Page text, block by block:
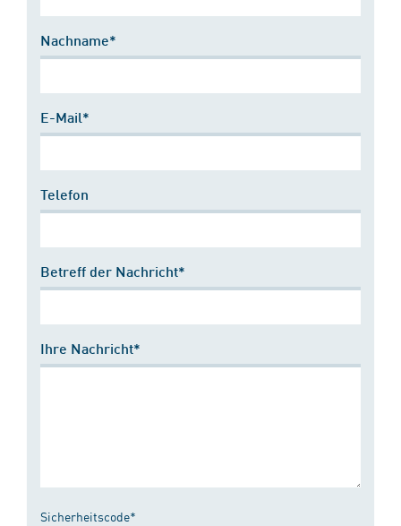
Nachname*
E-Mail*
Telefon
Betreff der Nachricht*
Ihre Nachricht*
Sicherheitscode*